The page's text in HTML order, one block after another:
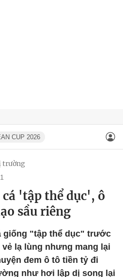
CUP 2026
trường
cá 'tập thể dục', ô
sầu riêng
giống "tập thể dục" trước
lạ lùng nhưng mang lại
đem ô tô tiền tỷ đi
như hơi lập dị song lại